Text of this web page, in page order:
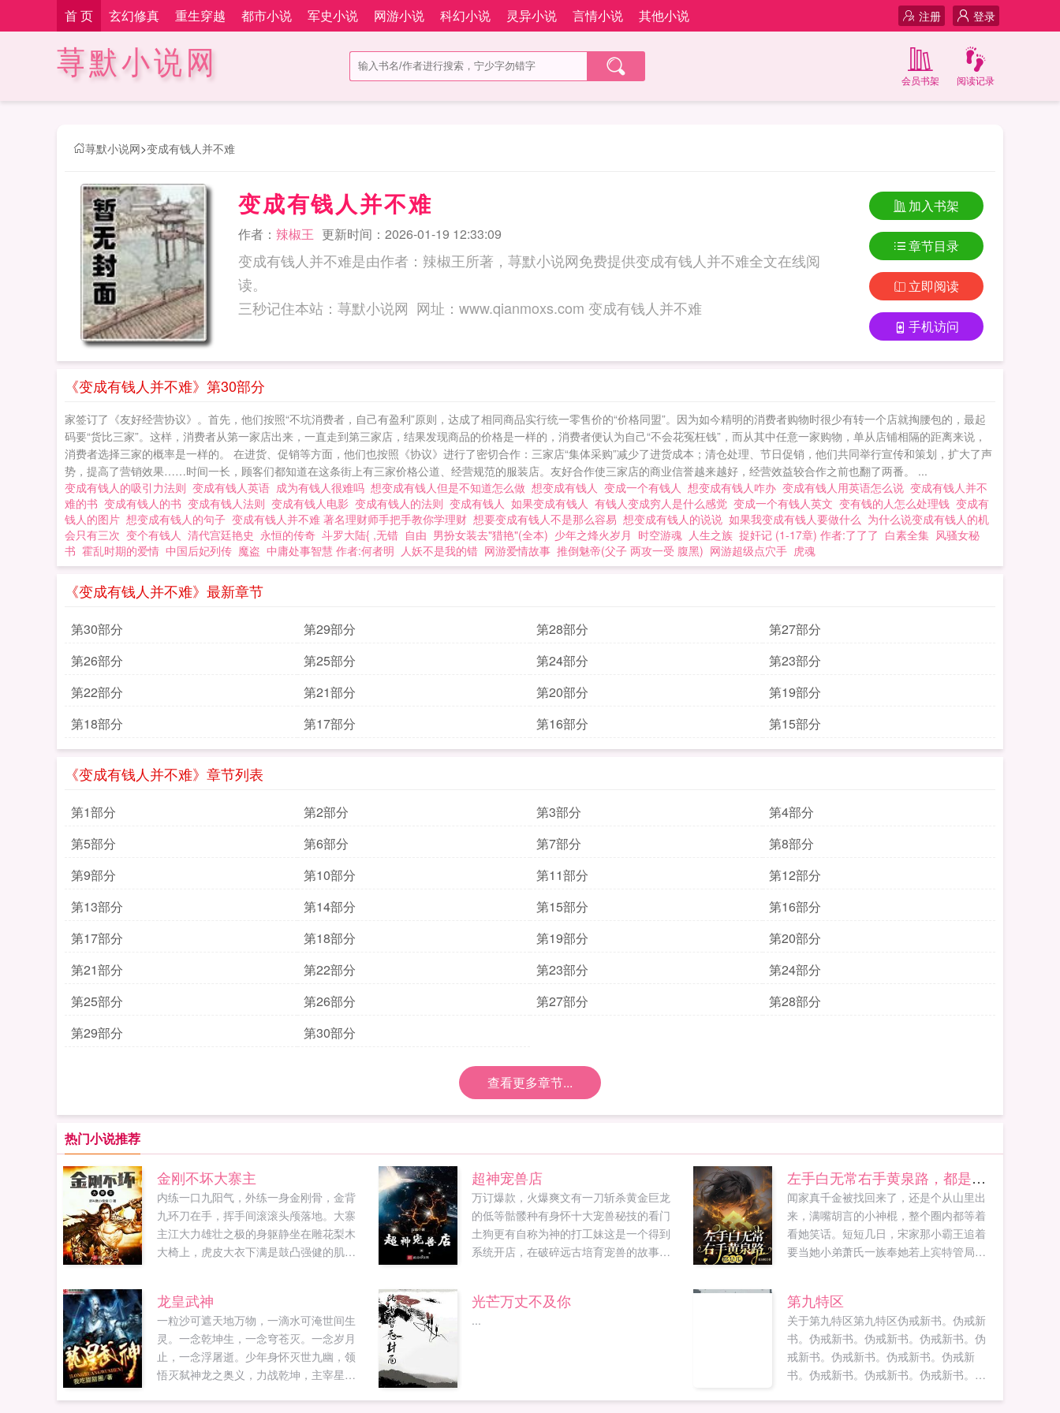
首 页 玄幻修真 重生穿越 都市小说 军史小说 网游小说 科幻小说 灵异小说 言情小说 其他小说 登录
注册
荨默小说网 阅读记录
会员书架
荨默小说网>变成有钱人并不难
变成有钱人并不难
作者： 辣椒王 更新时间：2026-01-19 12:33:09
变成有钱人并不难是由作者：辣椒王所著，荨默小说网免费提供变成有钱人并不难全文在线阅
读。
三秒记住本站：荨默小说网 网址：www.qianmoxs.com 变成有钱人并不难
加入书架
章节目录
立即阅读
手机访问
《变成有钱人并不难》第30部分
家签订了《友好经营协议》。首先，他们按照“不坑消费者，自己有盈利”原则，达成了相同商品实行统一零售价的“价格同盟”。因为如今精明的消费者购物时很少有转一个店就掏腰包的，最起
码要“货比三家”。这样，消费者从第一家店出来，一直走到第三家店，结果发现商品的价格是一样的，消费者便认为自己“不会花冤枉钱”，而从其中任意一家购物，单从店铺相隔的距离来说，
消费者选择三家的概率是一样的。 在进货、促销等方面，他们也按照《协议》进行了密切合作：三家店“集体采购”减少了进货成本；清仓处理、节日促销，他们共同举行宣传和策划，扩大了声
势，提高了营销效果……时间一长，顾客们都知道在这条街上有三家价格公道、经营规范的服装店。友好合作使三家店的商业信誉越来越好，经营效益较合作之前也翻了两番。 ...
变成有钱人的吸引力法则 变成有钱人英语 成为有钱人很难吗 想变成有钱人但是不知道怎么做 想变成有钱人 变成一个有钱人 想变成有钱人咋办 变成有钱人用英语怎么说 变成有钱人并不
难的书 变成有钱人的书 变成有钱人法则 变成有钱人电影 变成有钱人的法则 变成有钱人 如果变成有钱人 有钱人变成穷人是什么感觉 变成一个有钱人英文 变有钱的人怎么处理钱 变成有
钱人的图片 想变成有钱人的句子 变成有钱人并不难 著名理财师手把手教你学理财 想要变成有钱人不是那么容易 想变成有钱人的说说 如果我变成有钱人要做什么 为什么说变成有钱人的机
会只有三次 变个有钱人 清代宫廷艳史 永恒的传奇 斗罗大陆{ ,无错 自由 男扮女装去"猎艳"(全本) 少年之烽火岁月 时空游魂 人生之族 捉奸记 (1-17章) 作者:了了了 白素全集 风骚女秘
书 霍乱时期的爱情 中国后妃列传 魔盗 中庸处事智慧 作者:何者明 人妖不是我的错 网游爱情故事 推倒魅帝(父子 两攻一受 腹黑) 网游超级点穴手 虎魂
《变成有钱人并不难》最新章节
第30部分 第29部分 第28部分
第27部分
第26部分
第25部分 第24部分
第23部分
第22部分
第21部分 第20部分
第19部分
第18部分
第17部分 第16部分 第15部分
《变成有钱人并不难》章节列表
第1部分 第2部分 第3部分
第4部分
第5部分
第6部分 第7部分
第8部分
第9部分
第10部分 第11部分
第12部分
第13部分
第14部分 第15部分
第16部分
第17部分
第18部分 第19部分
第20部分
第21部分
第22部分 第23部分
第24部分
第25部分
第26部分 第27部分
第28部分
第29部分
第30部分
查看更多章节...
热门小说推荐
金刚不坏大寨主
内练一口九阳气，外练一身金刚骨，金背
九环刀在手，挥手间滚滚头颅落地。大寨
主江大力雄壮之极的身躯静坐在雕花梨木
大椅上，虎皮大衣下满是鼓凸强健的肌
超神宠兽店
万订爆款，火爆爽文有一刀斩杀黄金巨龙
的低等骷髅种有身怀十大宠兽秘技的看门
土狗更有自称为神的打工妹这是一个得到
系统开店，在破碎远古培育宠兽的故事。
左手白无常右手黄泉路，都是瓜！
闻家真千金被找回来了，还是个从山里出
来，满嘴胡言的小神棍，整个圈内都等着
看她笑话。短短几日，宋家那小霸王追着
要当她小弟萧氏一族奉她若上宾特管局一
总觉得被鬼压床了，还梦见诡异的婚礼现
场。闻曦出门在外不要乱捡东西，你那是
被人配冥婚了。水...
龙皇武神
一粒沙可遮天地万物，一滴水可淹世间生
灵。一念乾坤生，一念穹苍灭。一念岁月
止，一念浮屠逝。少年身怀灭世九幽，领
悟灭弑神龙之奥义，力战乾坤，主宰星
光芒万丈不及你
...
第九特区
关于第九特区第九特区伪戒新书。伪戒新
书。伪戒新书。伪戒新书。伪戒新书。伪
戒新书。伪戒新书。伪戒新书。伪戒新
书。伪戒新书。伪戒新书。伪戒新书。伪